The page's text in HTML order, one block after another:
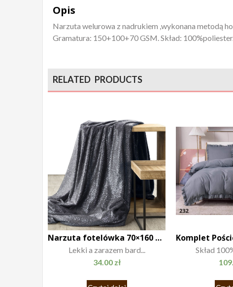
Opis
Narzuta welurowa z nadrukiem ,wykonana metodą
Gramatura: 150+100+70 GSM. Skład: 100%poliester.
RELATED PRODUCTS
Narzuta fotelówka 70×160 Beth stalowy
Lekki a zarazem bard...
34.00 zł
Skład